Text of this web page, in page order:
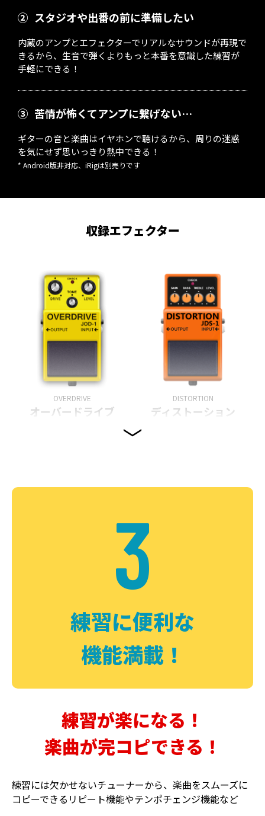
② スタジオや出番の前に準備したい
内蔵のアンプとエフェクターでリアルなサウンドが再現で
きるから、生音で弾くよりもっと本番を意識した練習が
手軽にできる！
③ 苦情が怖くてアンプに繋げない…
ギターの音と楽曲はイヤホンで聴けるから、周りの迷惑
を気にせず思いっきり熱中できる！
* Android版非対応、iRigは別売りです
収録エフェクター
OVERDRIVE
オーバードライブ
DISTORTION
ディストーション
DELAY PHASER
3
練習に便利な
機能満載！
練習が楽になる！
楽曲が完コピできる！
練習には欠かせないチューナーから、楽曲をスムーズに
コピーできるリピート機能やテンポチェンジ機能など